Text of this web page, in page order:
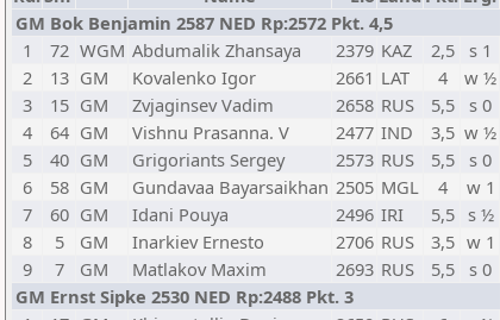
GM Bok Benjamin 2587 NED Rp:2572 Pkt. 4,5
1
72 WGM Abdumalik Zhansaya 2379 KAZ 2,5
s 1
2
13 GM Kovalenko Igor 2661 LAT 4
w ½
3
15 GM Zvjaginsev Vadim 2658 RUS 5,5
s 0
4
64 GM Vishnu Prasanna. V 2477 IND 3,5 w ½
5
40 GM Grigoriants Sergey 2573 RUS 5,5
s 0
6
58 GM Gundavaa Bayarsaikhan 2505 MGL 4
w 1
7
60 GM Idani Pouya 2496 IRI 5,5
s ½
8
5 GM Inarkiev Ernesto 2706 RUS 3,5 w 1
9
7 GM Matlakov Maxim 2693 RUS 5,5
s 0
GM Ernst Sipke 2530 NED Rp:2488 Pkt. 3